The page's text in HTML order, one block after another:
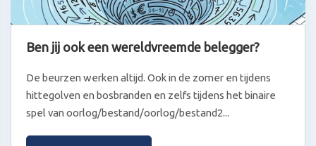
Ben jij ook een wereldvreemde belegger?
De beurzen werken altijd. Ook in de zomer en tijdens
hittegolven en bosbranden en zelfs tijdens het binaire
spel van oorlog/bestand/oorlog/bestand2...